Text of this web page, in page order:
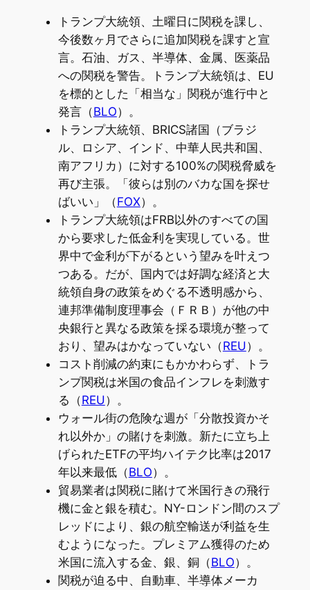
トランプ大統領、土曜日に関税を課し、
今後数ヶ月でさらに追加関税を課すと宣
言。石油、ガス、半導体、金属、医薬品
への関税を警告。トランプ大統領は、EU
を標的とした「相当な」関税が進行中と
発言（BLO）。
トランプ大統領、BRICS諸国（ブラジ
ル、ロシア、インド、中華人民共和国、
南アフリカ）に対する100%の関税脅威を
再び主張。「彼らは別のバカな国を探せ
ばいい」（FOX）。
トランプ大統領はFRB以外のすべての国
から要求した低金利を実現している。世
界中で金利が下がるという望みを叶えつ
つある。だが、国内では好調な経済と大
統領自身の政策をめぐる不透明感から、
連邦準備制度理事会（ＦＲＢ）が他の中
央銀行と異なる政策を採る環境が整って
おり、望みはかなっていない（REU）。
コスト削減の約束にもかかわらず、トラ
ンプ関税は米国の食品インフレを刺激す
る（REU）。
ウォール街の危険な週が「分散投資かそ
れ以外か」の賭けを刺激。新たに立ち上
げられたETFの平均ハイテク比率は2017
年以来最低（BLO）。
貿易業者は関税に賭けて米国行きの飛行
機に金と銀を積む。NY-ロンドン間のスプ
レッドにより、銀の航空輸送が利益を生
むようになった。プレミアム獲得のため
米国に流入する金、銀、銅（BLO）。
関税が迫る中、自動車、半導体メーカ